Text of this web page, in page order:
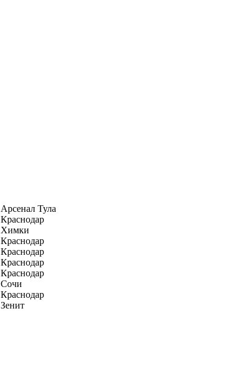
Арсенал Тула
Краснодар
Химки
Краснодар
Краснодар
Краснодар
Краснодар
Сочи
Краснодар
Зенит